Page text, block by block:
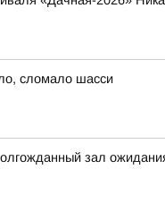
сломало шасси
зал